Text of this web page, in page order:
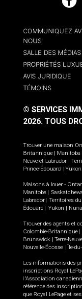
Facebook
COMMUNIQUEZ
NOUS
SALLE DES MÉDIAS
PROPRIÉTÉS
AVIS JURIDIQUE
TÉMOINS
© SERVICES
2026. TOUS
Trouver une maison
Britannique | Manitoba
Neuve-et-Labrador |
Prince-Édouard | Yukon
Maisons à louer -
Manitoba |
Labrador | Territoires
Édouard | Yukon |
Trouver des agents et
Colombie-Britannique |
Brunswick | Terre-
Nouvelle-Écosse | Île-
Les informations des
inscriptions Royal
l'Association
référence des
que Royal LePage et